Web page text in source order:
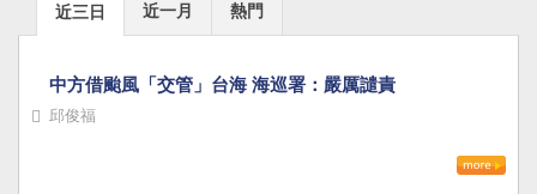
近三日 近一月 熱門
中方借颱風「交管」台海 海巡署：嚴厲譴責
邱俊福